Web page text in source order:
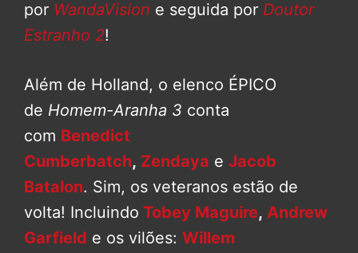
por WandaVision e seguida por Doutor
Estranho 2!
Além de Holland, o elenco ÉPICO
de Homem-Aranha 3 conta
com Benedict
Cumberbatch, Zendaya e Jacob
Batalon. Sim, os veteranos estão de
volta! Incluindo Tobey Maguire, Andrew
Garfield e os vilões: Willem